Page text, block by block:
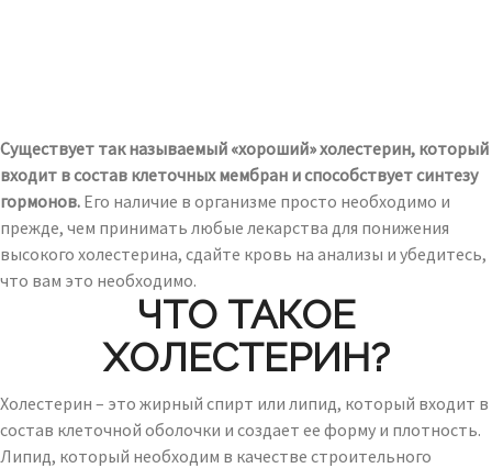
Существует так называемый «хороший» холестерин, который
входит в состав клеточных мембран и способствует синтезу
гормонов. Его наличие в организме просто необходимо и
прежде, чем принимать любые лекарства для понижения
высокого холестерина, сдайте кровь на анализы и убедитесь,
что вам это необходимо.
ЧТО ТАКОЕ
ХОЛЕСТЕРИН?
Холестерин – это жирный спирт или липид, который входит в
состав клеточной оболочки и создает ее форму и плотность.
Липид, который необходим в качестве строительного